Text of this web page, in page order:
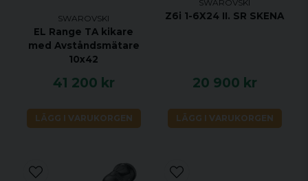
SWAROVSKI
EL Range TA kikare
med Avståndsmätare
10x42
41 200 kr
LÄGG I VARUKORGEN
SWAROVSKI
Z6i 1-6X24 II. SR SKENA
20 900 kr
LÄGG I VARUKORGEN
- Förvaringsväska
- Okularskydd
- Objektivskydd
- Tvål och borste